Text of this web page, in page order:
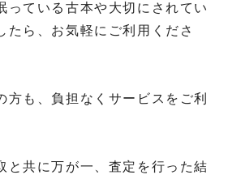
っている古本や大切にされてい
たら、お気軽にご利用くださ
方も、負担なくサービスをご利
と共に万が一、査定を行った結